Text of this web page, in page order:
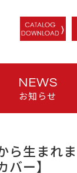
NEWS
お知らせ
ら生まれ
ー】